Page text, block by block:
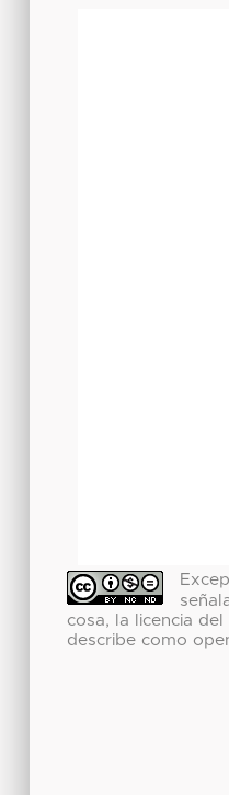
cosa, la licencia del
describe como